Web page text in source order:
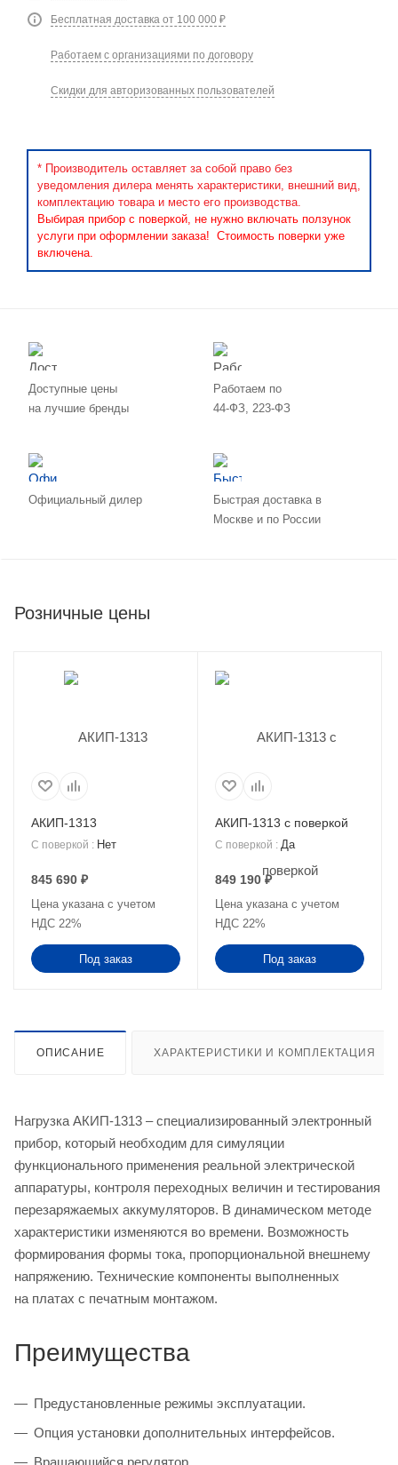
Бесплатная доставка от 100 000 ₽
Работаем с организациями по договору
Скидки для авторизованных пользователей
* Производитель оставляет за собой право без
уведомления дилера менять характеристики, внешний вид,
комплектацию товара и место его производства.
Выбирая прибор с поверкой, не нужно включать ползунок
услуги при оформлении заказа! Стоимость поверки уже
включена.
Доступные цены
на лучшие бренды
Работаем по
44-ФЗ, 223-ФЗ
Официальный дилер
Быстрая доставка в
Москве и по России
Розничные цены
АКИП-1313
С поверкой : Нет
845 690 ₽
Цена указана с учетом
НДС 22%
Под заказ
АКИП-1313 с поверкой
С поверкой : Да
849 190₽
Цена указана с учетом
НДС 22%
Под заказ
ОПИСАНИЕ ХАРАКТЕРИСТИКИ И КОМПЛЕКТАЦИЯ
Нагрузка АКИП-1313 – специализированный электронный
прибор, который необходим для симуляции
функционального применения реальной электрической
аппаратуры, контроля переходных величин и тестирования
перезаряжаемых аккумуляторов. В динамическом методе
характеристики изменяются во времени. Возможность
формирования формы тока, пропорциональной внешнему
напряжению. Технические компоненты выполненных
на платах с печатным монтажом.
Преимущества
Предустановленные режимы эксплуатации.
Опция установки дополнительных интерфейсов.
Вращающийся регулятор.